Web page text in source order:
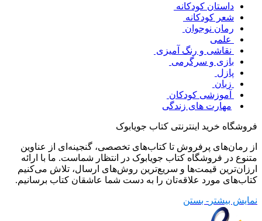
داستان کودکانه
شعر کودکانه
رمان نوجوان
علمی
نقاشی و رنگ آمیزی
بازی و سرگرمی
پازل
زبان
آموزشی کودکان
مهارت های زندگی
فروشگاه خرید اینترنتی کتاب جویابوک
از رمان‌های پرفروش تا کتاب‌های تخصصی، گنجینه‌ای از عناوین
متنوع در فروشگاه کتاب جویابوک در انتظار شماست. ما با ارائه
ارزان‌ترین قیمت‌ها و سریع‌ترین روش‌های ارسال، تلاش می‌کنیم
کتاب‌های مورد علاقه‌تان را به دست شما عاشقان کتاب برسانیم.
نمایش بیشتر - بستن